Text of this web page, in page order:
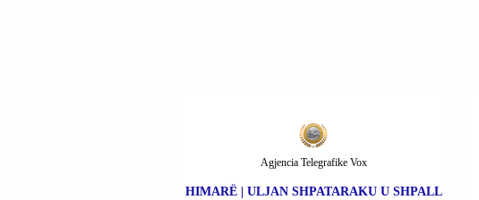
HIMARË | ULJAN SHPATARAKU U SHPALL
Agjencia Telegrafike Vox